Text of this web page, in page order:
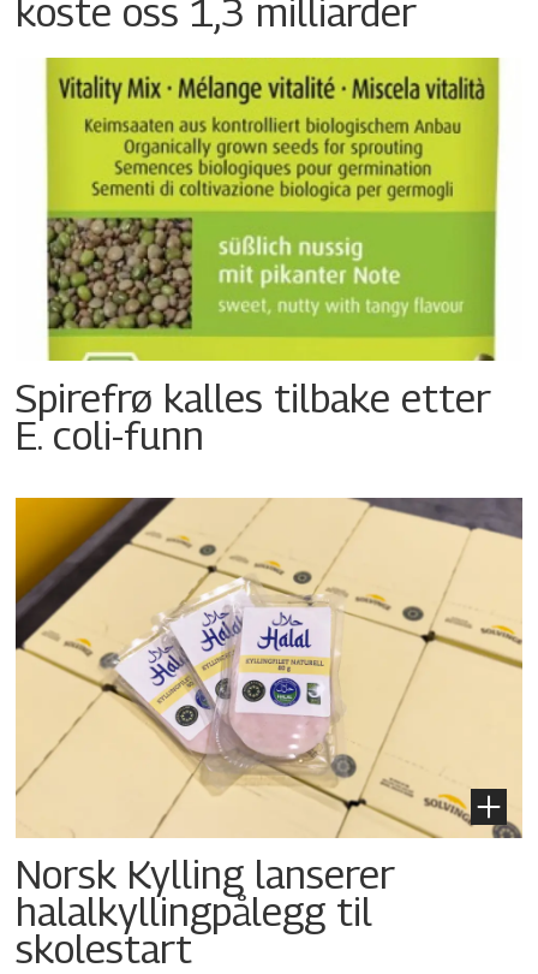
koste oss 1,3 milliarder
Spirefrø kalles tilbake etter
E. coli-funn
Norsk Kylling lanserer
halalkyllingpålegg til
skolestart